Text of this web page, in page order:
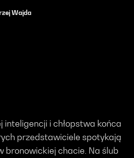
Wajda
inteligencji i chłopstwa końca
przedstawiciele spotykają
bronowickiej chacie. Na ślub